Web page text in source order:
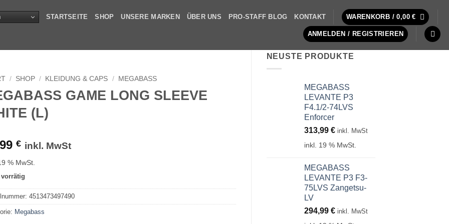
STARTSEITE SHOP UNSERE MARKEN ÜBER UNS PRO-STAFF BLOG KONTAKT WARENKORB /0,00€
ANMELDEN / REGISTRIEREN
NEUSTE PRODUKTE
MEGABASS
LEVANTE P3
F4.1/2-74LVS
Enforcer
313,99 € inkl. MwSt
inkl. 19 % MwSt.
MEGABASS
LEVANTE P3 F3-
75LVS Zangetsu-
LV
294,99 € inkl. MwSt
/ SHOP / KLEIDUNG & CAPS / MEGABASS
GAME LONG SLEEVE
(L)
€ inkl. MwSt
% MwSt.
vorrätig
4513473497490
Megabass